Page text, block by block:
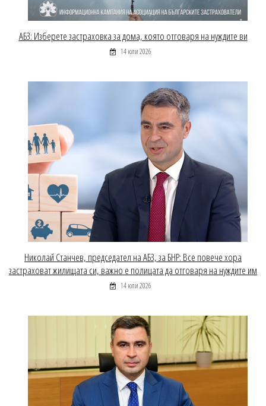
АБЗ: Изберете застраховка за дома, която отговаря на нуждите ви
14 юли 2026
Николай Станчев, председател на АБЗ, за БНР: Все повече хора
застраховат жилищата си, важно е полицата да отговаря на нуждите им
14 юли 2026